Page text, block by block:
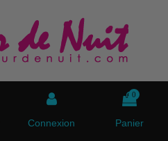
Connexion
0
Panier